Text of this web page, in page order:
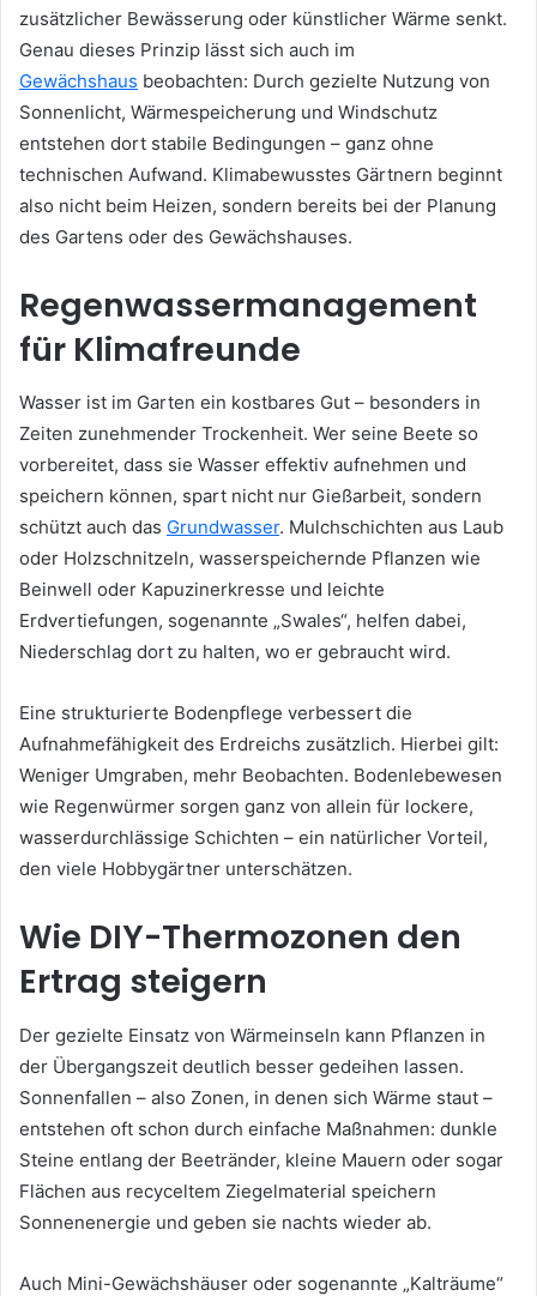
zusätzlicher Bewässerung oder künstlicher Wärme senkt.
Genau dieses Prinzip lässt sich auch im
Gewächshaus beobachten: Durch gezielte Nutzung von
Sonnenlicht, Wärmespeicherung und Windschutz
entstehen dort stabile Bedingungen – ganz ohne
technischen Aufwand. Klimabewusstes Gärtnern beginnt
also nicht beim Heizen, sondern bereits bei der Planung
des Gartens oder des Gewächshauses.
Regenwassermanagement
für Klimafreunde
Wasser ist im Garten ein kostbares Gut – besonders in
Zeiten zunehmender Trockenheit. Wer seine Beete so
vorbereitet, dass sie Wasser effektiv aufnehmen und
speichern können, spart nicht nur Gießarbeit, sondern
schützt auch das Grundwasser. Mulchschichten aus Laub
oder Holzschnitzeln, wasserspeichernde Pflanzen wie
Beinwell oder Kapuzinerkresse und leichte
Erdvertiefungen, sogenannte „Swales“, helfen dabei,
Niederschlag dort zu halten, wo er gebraucht wird.
Eine strukturierte Bodenpflege verbessert die
Aufnahmefähigkeit des Erdreichs zusätzlich. Hierbei gilt:
Weniger Umgraben, mehr Beobachten. Bodenlebewesen
wie Regenwürmer sorgen ganz von allein für lockere,
wasserdurchlässige Schichten – ein natürlicher Vorteil,
den viele Hobbygärtner unterschätzen.
Wie DIY-Thermozonen den
Ertrag steigern
Der gezielte Einsatz von Wärmeinseln kann Pflanzen in
der Übergangszeit deutlich besser gedeihen lassen.
Sonnenfallen – also Zonen, in denen sich Wärme staut –
entstehen oft schon durch einfache Maßnahmen: dunkle
Steine entlang der Beetränder, kleine Mauern oder sogar
Flächen aus recyceltem Ziegelmaterial speichern
Sonnenenergie und geben sie nachts wieder ab.
Auch Mini-Gewächshäuser oder sogenannte „Kalträume“